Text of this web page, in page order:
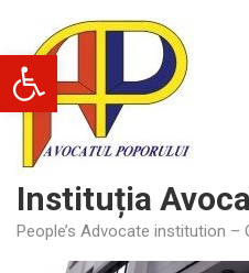
Deschide bara
content
Instituția
People’s Advocate institution